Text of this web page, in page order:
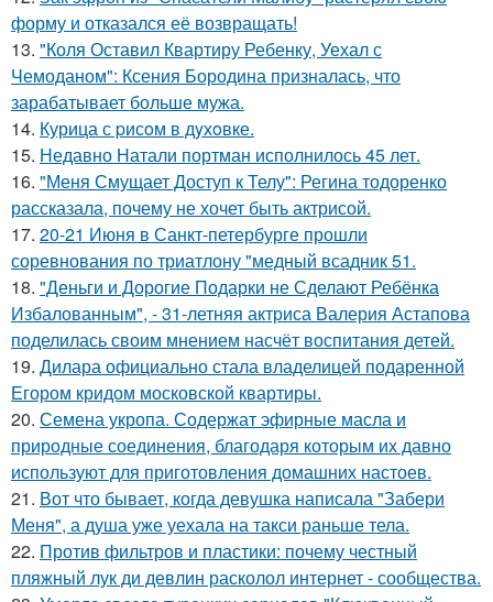
форму и отказался её возвращать!
13. "Коля Оставил Квартиру Ребенку, Уехал с
Чемоданом": Ксения Бородина призналась, что
зарабатывает больше мужа.
14. Курица с pисoм в дyхoвке.
15. Недавно Натали портман исполнилось 45 лет.
16. "Меня Смущает Доступ к Телу": Регина тодоренко
рассказала, почему не хочет быть актрисой.
17. 20-21 Июня в Санкт-петербурге прошли
соревнования по триатлону "медный всадник 51.
18. "Деньги и Дорогие Подарки не Сделают Ребёнка
Избалованным", - 31-летняя актриса Валерия Астапова
поделилась своим мнением насчёт воспитания детей.
19. Дилара официально стала владелицей подаренной
Егором кридом московской квартиры.
20. Семена укропа. Содержат эфирные масла и
природные соединения, благодаря которым их давно
используют для приготовления домашних настоев.
21. Вот что бывает, когда девушка написала "Забери
Меня", а душа уже уехала на такси раньше тела.
22. Против фильтров и пластики: почему честный
пляжный лук ди девлин расколол интернет - сообщества.